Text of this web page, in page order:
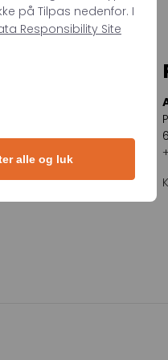
på Tilpas nedenfor. I
Responsibility Site
alle og luk